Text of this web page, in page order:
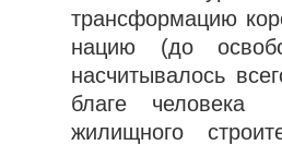
трансформацию
нацию (до
насчитывалось
благе человека
жилищного